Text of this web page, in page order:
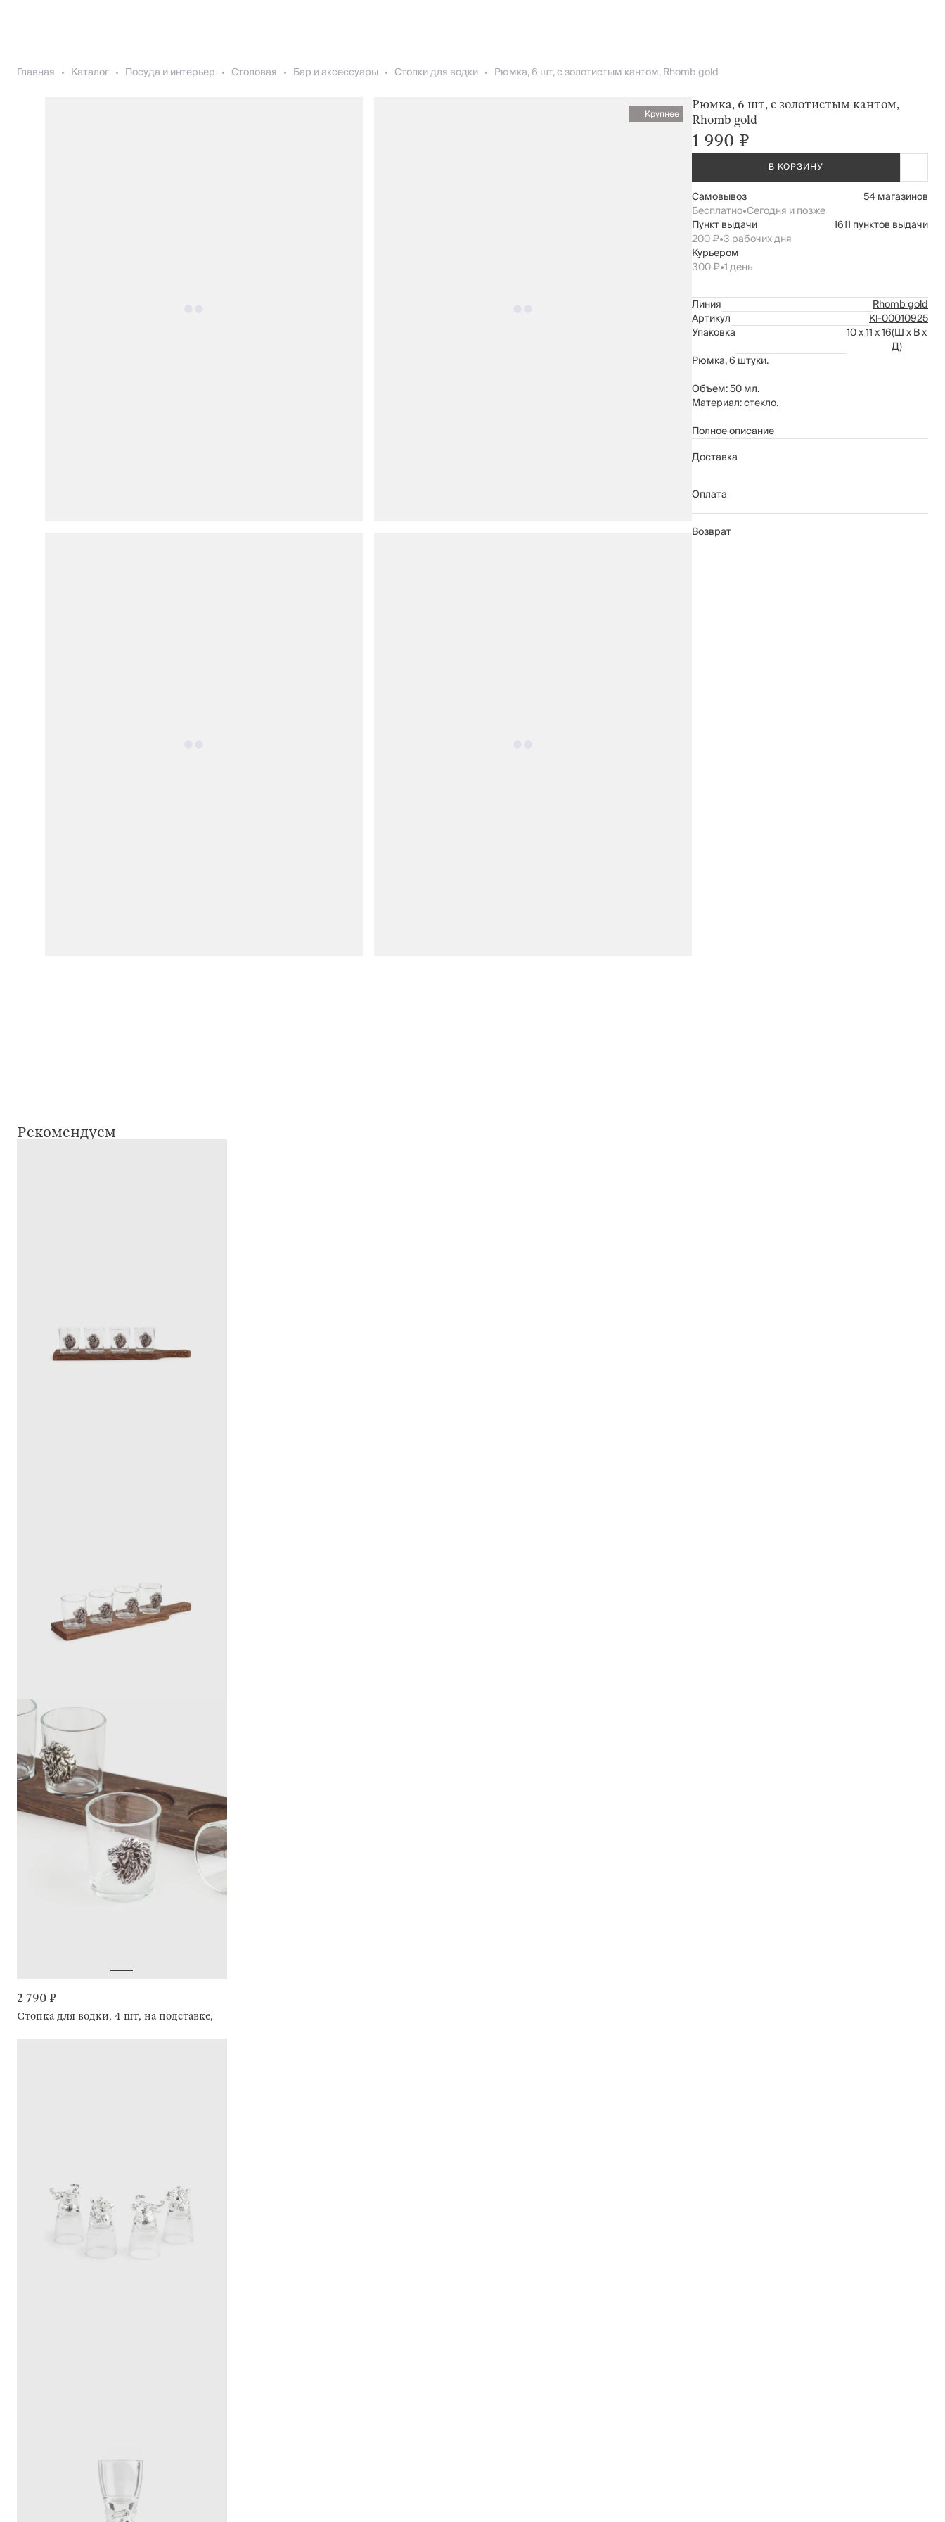
Главная Каталог Посуда и интерьер Столовая Бар и аксессуары Стопки для водки Рюмка, 6 шт, с золотистым кантом, Rhomb gold
Крупнее
Рюмка, 6 шт, с золотистым кантом,
Rhomb gold
1 990 ₽
В КОРЗИНУ
Самовывоз
54 магазинов
Бесплатно•Сегодня и позже
Пункт выдачи
1611 пунктов выдачи
200 ₽•3 рабочих дня
Курьером
300 ₽•1 день
Линия
Rhomb gold
Артикул
Kl-00010925
Упаковка
10 x 11 x 16(Ш x В x
Д)
Рюмка, 6 штуки.
Объем: 50 мл.
Материал: стекло.
Рекомендуется мыть вручную с применением
ухода абразивные чистящие средства и жесткие
губки. Нельзя мыть в посудомоечной машине.
Полное описание
Доставка
Оплата
Возврат
Рекомендуем
2 790 ₽
Стопка для водки, 4 шт, на подставке, Lux elements decor